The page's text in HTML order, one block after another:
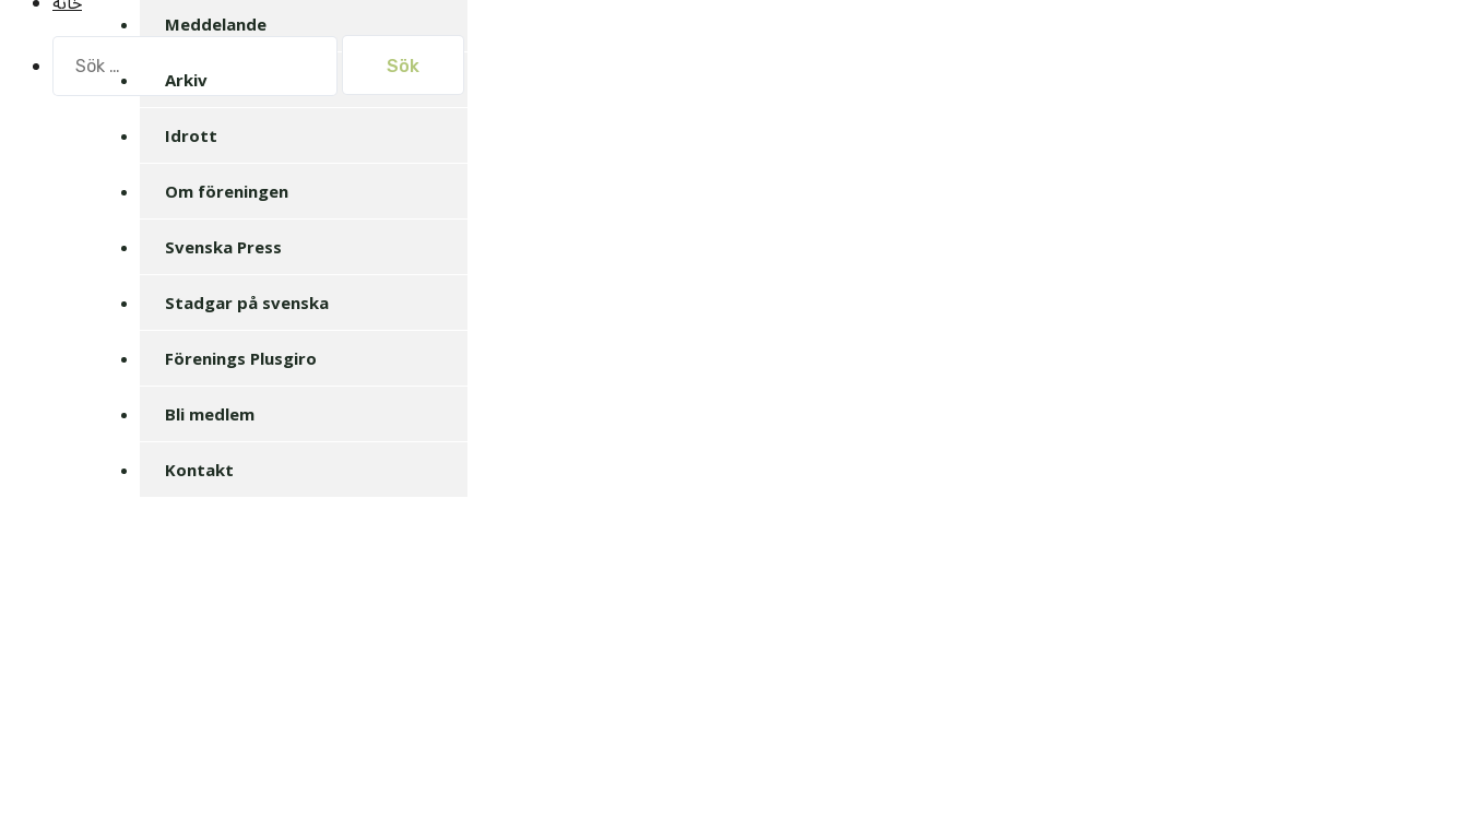
efter:
Meddelande
Arkiv
Idrott
Om föreningen
Svenska Press
Stadgar på svenska
Förenings Plusgiro
Bli medlem
Kontakt